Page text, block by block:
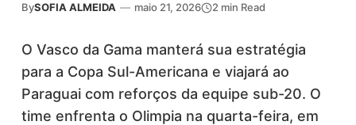
BySOFIA ALMEIDA — maio 21, 2026 2 min Read
O Vasco da Gama manterá sua estratégia
para a Copa Sul-Americana e viajará ao
Paraguai com reforços da equipe sub-20. O
time enfrenta o Olimpia na quarta-feira, em